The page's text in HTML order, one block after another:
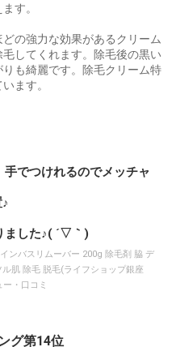
す。
の強力な効果があるクリーム
してくれます。除毛後の黒い
も綺麗です。除毛クリーム特
ます。
でつけれるのでメッチャ
ました♪( ´▽｀)
ンバスリムーバー 200g 除毛剤 脇 デ
ル肌 除毛 脱毛(ライフショップ銀座
・口コミ
グ第14位